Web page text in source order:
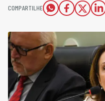
COMPARTILHE